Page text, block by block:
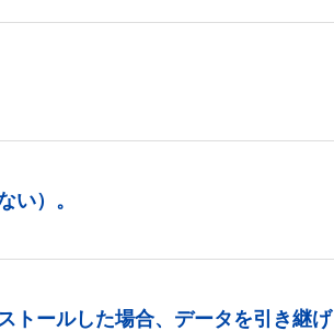
い）。
トールした場合、データを引き継